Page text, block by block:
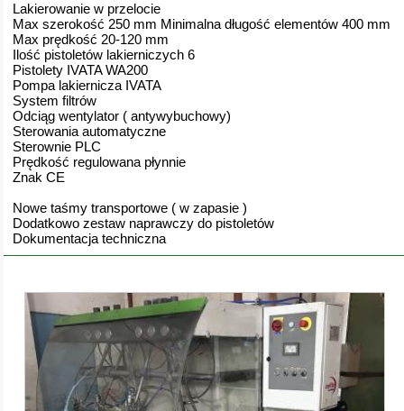
Lakierowanie w przelocie
Max szerokość 250 mm Minimalna długość elementów 400 mm
Max prędkość 20-120 mm
Ilość pistoletów lakierniczych 6
Pistolety IVATA WA200
Pompa lakiernicza IVATA
System filtrów
Odciąg wentylator ( antywybuchowy)
Sterowania automatyczne
Sterownie PLC
Prędkość regulowana płynnie
Znak CE
Nowe taśmy transportowe ( w zapasie )
Dodatkowo zestaw naprawczy do pistoletów
Dokumentacja techniczna